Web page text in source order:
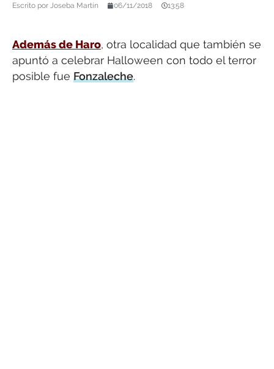
Escrito por Joseba Martín 06/11/2018 13:58
Además de Haro, otra localidad que también se
apuntó a celebrar Halloween con todo el terror
posible fue Fonzaleche.